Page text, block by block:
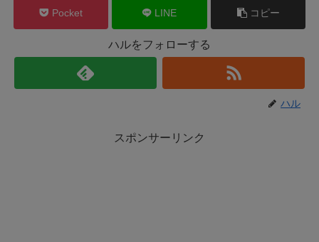
Pocket LINE コピー
ハルをフォローする
ハル
スポンサーリンク